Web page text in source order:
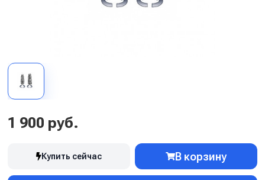
1 900 руб.
Купить сейчас В корзину